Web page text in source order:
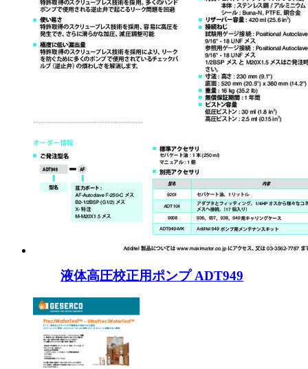
液体高圧校正用ポンプ ADT949